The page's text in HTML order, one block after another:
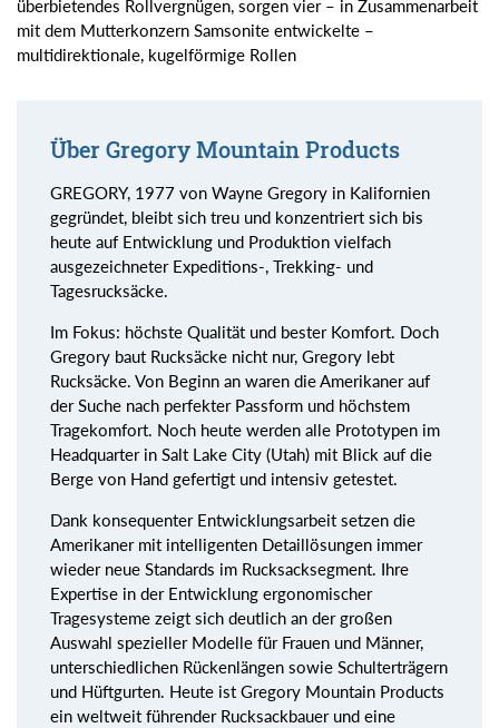
überbietendes Rollvergnügen, sorgen vier – in Zusammenarbeit
mit dem Mutterkonzern Samsonite entwickelte –
multidirektionale, kugelförmige Rollen
Über Gregory Mountain Products
GREGORY, 1977 von Wayne Gregory in Kalifornien
gegründet, bleibt sich treu und konzentriert sich bis
heute auf Entwicklung und Produktion vielfach
ausgezeichneter Expeditions-, Trekking- und
Tagesrucksäcke.
Im Fokus: höchste Qualität und bester Komfort. Doch
Gregory baut Rucksäcke nicht nur, Gregory lebt
Rucksäcke. Von Beginn an waren die Amerikaner auf
der Suche nach perfekter Passform und höchstem
Tragekomfort. Noch heute werden alle Prototypen im
Headquarter in Salt Lake City (Utah) mit Blick auf die
Berge von Hand gefertigt und intensiv getestet.
Dank konsequenter Entwicklungsarbeit setzen die
Amerikaner mit intelligenten Detaillösungen immer
wieder neue Standards im Rucksacksegment. Ihre
Expertise in der Entwicklung ergonomischer
Tragesysteme zeigt sich deutlich an der großen
Auswahl spezieller Modelle für Frauen und Männer,
unterschiedlichen Rückenlängen sowie Schulterträgern
und Hüftgurten. Heute ist Gregory Mountain Products
ein weltweit führender Rucksackbauer und eine